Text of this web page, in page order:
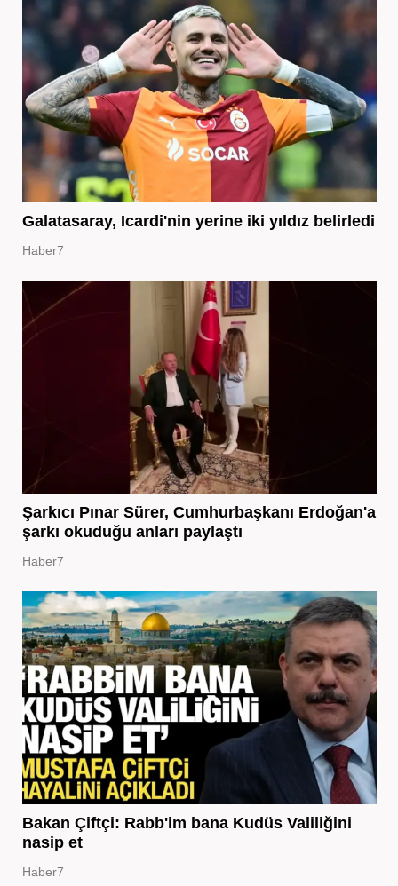
Galatasaray, Icardi'nin yerine iki yıldız belirledi
Haber7
Şarkıcı Pınar Sürer, Cumhurbaşkanı Erdoğan'a
şarkı okuduğu anları paylaştı
Haber7
Bakan Çiftçi: Rabb'im bana Kudüs Valiliğini
nasip et
Haber7